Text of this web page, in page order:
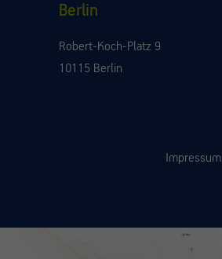
Berlin
Robert-Koch-Platz 9
10115 Berlin
Impressum